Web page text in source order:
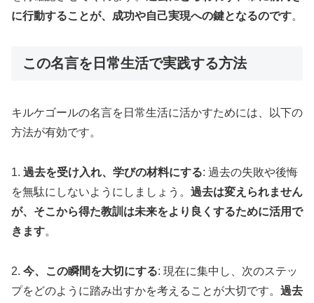
に行動することが、成功や自己実現への鍵となるのです。
この名言を日常生活で実践する方法
キルケゴールの名言を日常生活に活かすためには、以下の
方法が有効です。
1. 過去を受け入れ、学びの材料にする: 過去の失敗や後悔
を無駄にしないようにしましょう。 過去は変えられません
が、そこから得た教訓は未来をより良くするために活用で
きます。
2. 今、この瞬間を大切にする: 現在に集中し、次のステッ
プをどのように踏み出すかを考えることが大切です。 過去